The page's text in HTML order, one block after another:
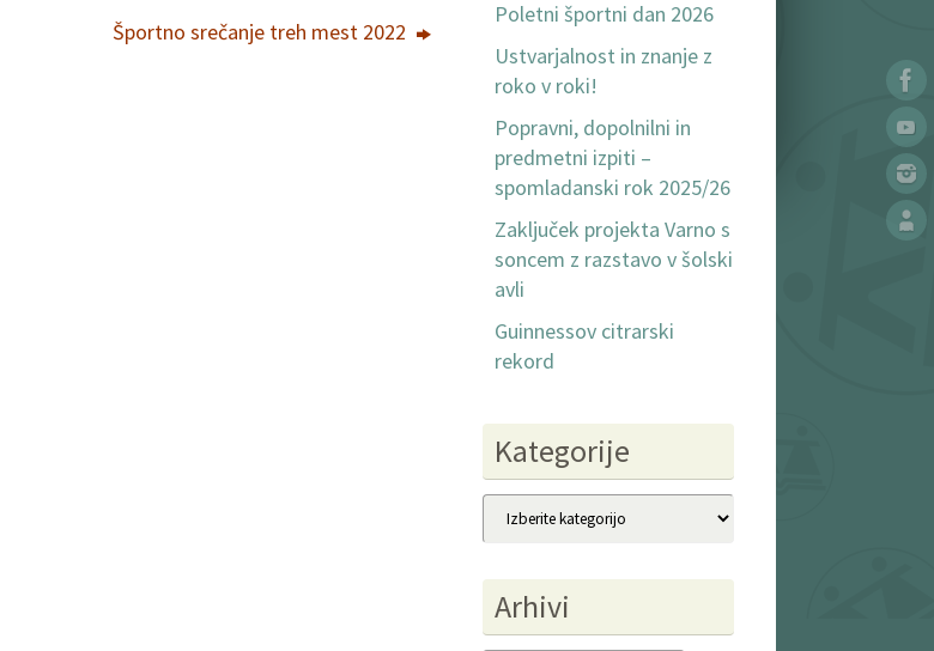
Športno srečanje treh mest 2022
Poletni športni dan 2026
Ustvarjalnost in znanje z
roko v roki!
Popravni, dopolnilni in
predmetni izpiti –
spomladanski rok 2025/26
Zaključek projekta Varno s
soncem z razstavo v šolski
avli
Guinnessov citrarski
rekord
Kategorije
Kategorije
Arhivi